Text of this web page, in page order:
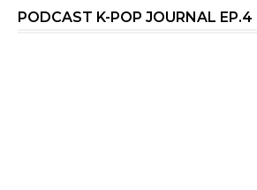
PODCAST K-POP JOURNAL EP.4